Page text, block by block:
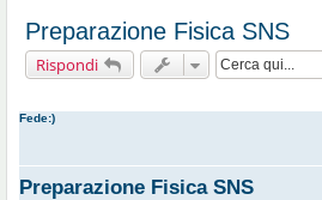
Preparazione Fisica SNS
Rispondi
Fede:)
Preparazione Fisica SNS